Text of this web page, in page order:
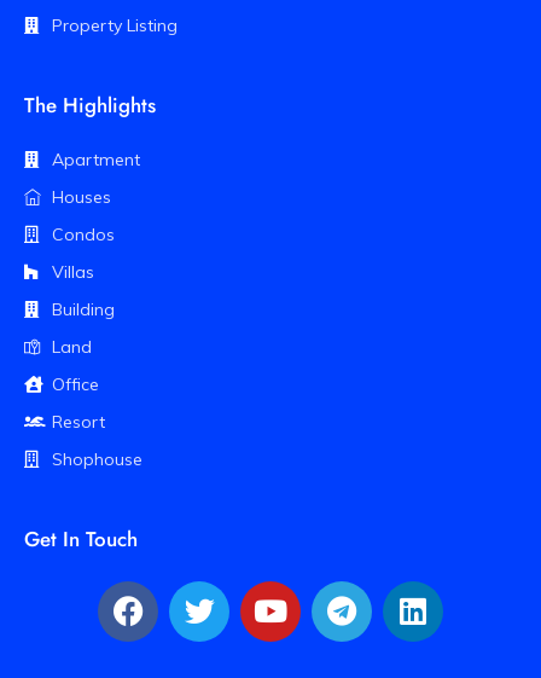
Property Listing
The Highlights
Apartment
Houses
Condos
Villas
Building
Land
Office
Resort
Shophouse
Get In Touch